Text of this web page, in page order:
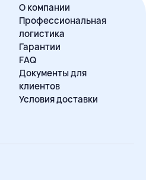
О компании
Профессиональная
логистика
Гарантии
FAQ
Документы для
клиентов
Условия доставки